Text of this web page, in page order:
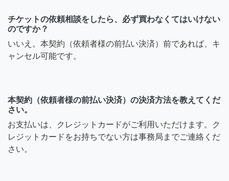
チケットの依頼相談をしたら、必ず買わなくてはいけない
のですか？
いいえ。本契約（依頼者様の前払い決済）前であれば、キ
ャンセル可能です。
本契約（依頼者様の前払い決済）の決済方法を教えてくだ
さい。
お支払いは、クレジットカードがご利用いただけます。ク
レジットカードをお持ちでない方は事務局までご連絡くだ
さい。